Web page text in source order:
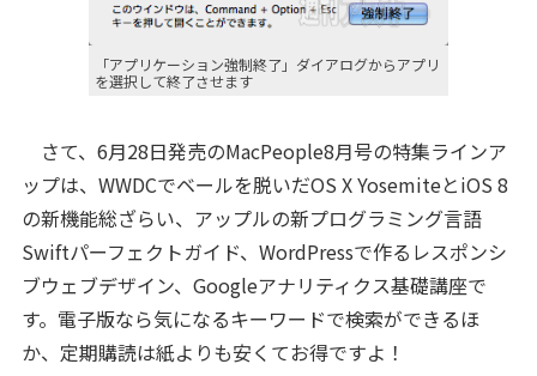
「アプリケーション強制終了」ダイアログからアプリ
を選択して終了させます
さて、6月28日発売のMacPeople8月号の特集ラインア
ップは、WWDCでベールを脱いだOS X YosemiteとiOS 8
の新機能総ざらい、アップルの新プログラミング言語
Swiftパーフェクトガイド、WordPressで作るレスポンシ
ブウェブデザイン、Googleアナリティクス基礎講座で
す。電子版なら気になるキーワードで検索ができるほ
か、定期購読は紙よりも安くてお得ですよ！